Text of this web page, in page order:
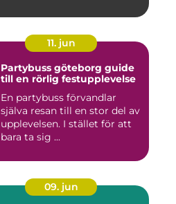
11. jun
Partybuss göteborg guide
till en rörlig festupplevelse
En partybuss förvandlar
själva resan till en stor del av
upplevelsen. I stället för att
bara ta sig ...
09. jun